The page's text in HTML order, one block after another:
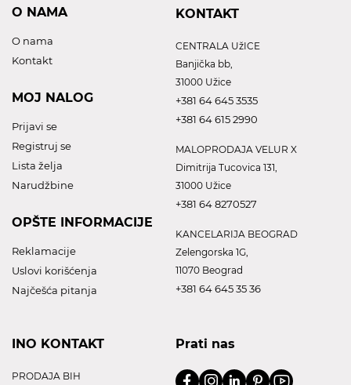
O NAMA
O nama
Kontakt
MOJ NALOG
Prijavi se
Registruj se
Lista želja
Narudžbine
OPŠTE INFORMACIJE
Reklamacije
Uslovi korišćenja
Najčešća pitanja
KONTAKT
CENTRALA UžICE
Banjička bb,
31000 Užice
+381 64 645 3535
+381 64 615 2990
MALOPRODAJA VELUR X
Dimitrija Tucovica 131,
31000 Užice
+381 64 8270527
KANCELARIJA BEOGRAD
Zelengorska 1G,
11070 Beograd
+381 64 645 35 36
INO KONTAKT
PRODAJA BIH
Prati nas